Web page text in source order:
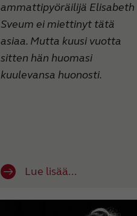
ammattipyöräilijä Elisabeth
Sveum ei miettinyt tätä
asiaa. Mutta kuusi vuotta
sitten hän huomasi
kuulevansa huonosti.
Lue lisää...